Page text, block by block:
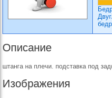
Описание
штанга на плечи. подставка под
Изображения